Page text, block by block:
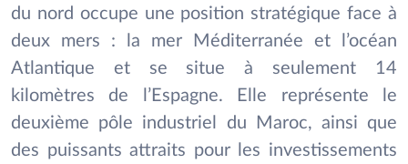
du nord occupe une position stratégique face à
deux mers : la mer Méditerranée et l’océan
Atlantique et se situe à seulement 14
kilomètres de l’Espagne. Elle représente le
deuxième pôle industriel du Maroc, ainsi que
des puissants attraits pour les investissements